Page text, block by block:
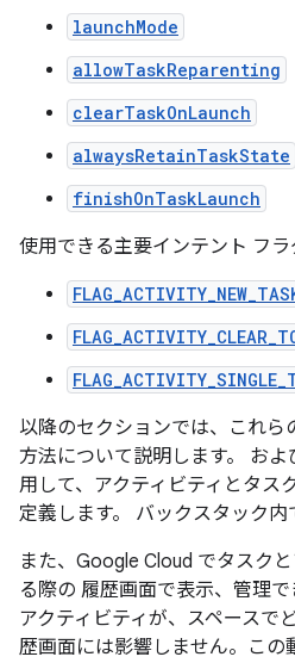
launchMode
allowTaskReparenting
clearTaskOnLaunch
alwaysRetainTaskState
finishOnTaskLaunch
使用できる主要インテント フラ
以降のセクションでは、これら
方法について説明します。 お
用して、アクティビティとタス
定義します。 バックスタック内
また、Google Cloud でタスク
る際の 履歴画面で表示、管理
アクティビティが、スペースで
歴画面には影響しません。この